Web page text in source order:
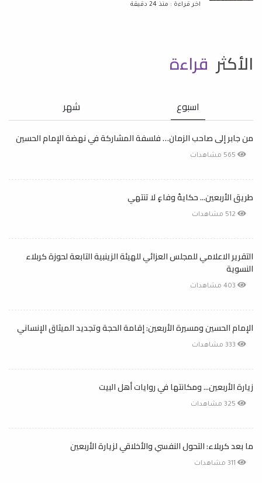
اخر قراءة : منذ 24 دقيقة
الأكثر قراءة
اسبوع شهر
من جابر إلى صاحب الزمان… فلسفة المشاركة في نهضة الإمام الحسين
طريق الأربعين... حكايةُ وفاءٍ لا تنتهي
التقرير الاعلامي للمجلس العزائي للهيئة الزينبية التابعة لحوزة كربلاء
النسوية
الإمام الحسين ومسيرة الأربعين: إقامة الحجة وتجديد الميثاق الإنساني
زيارة الأربعين... ومكانتها في روايات أهل البيت
ما بعد كربلاء: التحول النفسي والأخلاقي لزيارة الأربعين